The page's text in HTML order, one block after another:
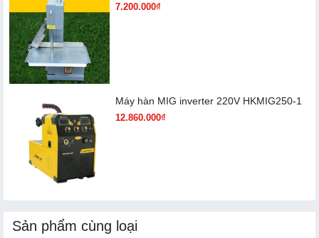
7.200.000₫
Máy hàn MIG inverter 220V HKMIG250-1
12.860.000₫
Sản phẩm cùng loại